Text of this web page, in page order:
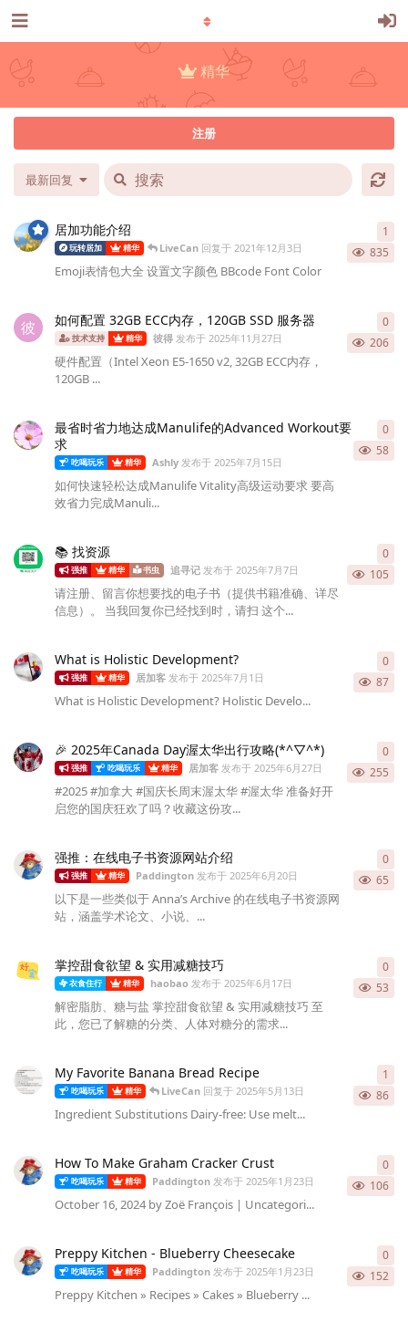
精华
注册
最新回复
居加功能介绍
玩转居加 精华 LiveCan回复于 2021年12月3日 835
Emoji表情包大全 设置文字颜色 BBcode Font Color
1
彼 如何配置 32GB ECC内存，120GB SSD 服务器
技术支持 精华 彼得发布于 2025年11月27日 206
硬件配置（Intel Xeon E5-1650 v2, 32GB ECC内存，
120GB ...
0
最省时省力地达成Manulife的Advanced Workout要
求
吃喝玩乐 精华 Ashly发布于 2025年7月15日
58
如何快速轻松达成Manulife Vitality高级运动要求 要高
效省力完成Manuli...
0
📚 找资源
强推 精华 书虫 追寻记 发布于2025年7月7日 105
请注册、留言你想要找的电子书（提供书籍准确、详尽
信息）。 当我回复你已经找到时，请扫 这个...
0
What is Holistic Development?
强推 精华 居加客发布于 2025年7月1日 87
What is Holistic Development? Holistic Develo...
0
🎉 2025年Canada Day渥太华出行攻略(*^▽^*)
强推 吃喝玩乐 精华 居加客 发布于2025年6月27日 255
#2025 #加拿大 #国庆长周末渥太华 #渥太华 准备好开
启您的国庆狂欢了吗？收藏这份攻...
0
强推：在线电子书资源网站介绍
强推 精华 Paddington发布于 2025年6月20日 65
以下是一些类似于 Anna’s Archive 的在线电子书资源网
站，涵盖学术论文、小说、...
0
掌控甜食欲望 & 实用减糖技巧
衣食住行 精华 haobao 发布于 2025年6月17日 53
解密脂肪、糖与盐 掌控甜食欲望 & 实用减糖技巧 至
此，您已了解糖的分类、人体对糖分的需求...
0
My Favorite Banana Bread Recipe
吃喝玩乐 精华 LiveCan回复于 2025年5月13日 86
Ingredient Substitutions Dairy-free: Use melt...
1
How To Make Graham Cracker Crust
吃喝玩乐 精华 Paddington发布于 2025年1月23日 106
October 16, 2024 by Zoë François | Uncategori...
0
Preppy Kitchen - Blueberry Cheesecake
吃喝玩乐 精华 Paddington发布于 2025年1月23日 152
Preppy Kitchen » Recipes » Cakes » Blueberry ...
0